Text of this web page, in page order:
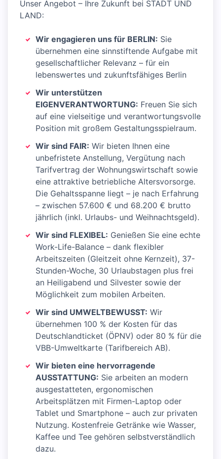
Unser Angebot – Ihre Zukunft bei STADT UND
LAND:
Wir engagieren uns für BERLIN: Sie
übernehmen eine sinnstiftende Aufgabe mit
gesellschaftlicher Relevanz – für ein
lebenswertes und zukunftsfähiges Berlin
Wir unterstützen
EIGENVERANTWORTUNG: Freuen Sie sich
auf eine vielseitige und verantwortungsvolle
Position mit großem Gestaltungsspielraum.
Wir sind FAIR: Wir bieten Ihnen eine
unbefristete Anstellung, Vergütung nach
Tarifvertrag der Wohnungswirtschaft sowie
eine attraktive betriebliche Altersvorsorge.
Die Gehaltsspanne liegt – je nach Erfahrung
– zwischen 57.600 € und 68.200 € brutto
jährlich (inkl. Urlaubs- und Weihnachtsgeld).
Wir sind FLEXIBEL: Genießen Sie eine echte
Work-Life-Balance – dank flexibler
Arbeitszeiten (Gleitzeit ohne Kernzeit), 37-
Stunden-Woche, 30 Urlaubstagen plus frei
an Heiligabend und Silvester sowie der
Möglichkeit zum mobilen Arbeiten.
Wir sind UMWELTBEWUSST: Wir
übernehmen 100 % der Kosten für das
Deutschlandticket (ÖPNV) oder 80 % für die
VBB-Umweltkarte (Tarifbereich AB).
Wir bieten eine hervorragende
AUSSTATTUNG: Sie arbeiten an modern
ausgestatteten, ergonomischen
Arbeitsplätzen mit Firmen-Laptop oder
Tablet und Smartphone – auch zur privaten
Nutzung. Kostenfreie Getränke wie Wasser,
Kaffee und Tee gehören selbstverständlich
dazu.